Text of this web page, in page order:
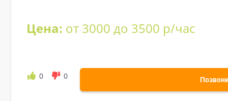
Цена: от 3000 до 3500 р/час
0 0